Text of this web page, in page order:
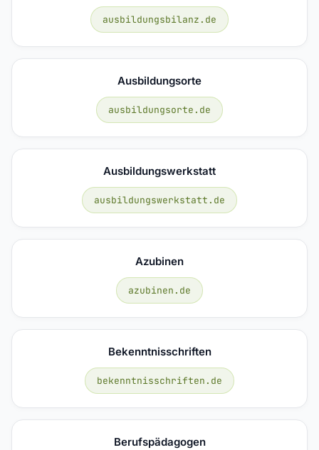
ausbildungsbilanz.de
Ausbildungsorte
ausbildungsorte.de
Ausbildungswerkstatt
ausbildungswerkstatt.de
Azubinen
azubinen.de
Bekenntnisschriften
bekenntnisschriften.de
Berufspädagogen